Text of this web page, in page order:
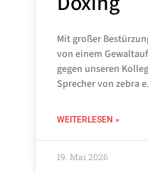
Mit großer
von einem
gegen unseren
Sprecher von zebra
WEITERLESEN »
19. Mai 2026